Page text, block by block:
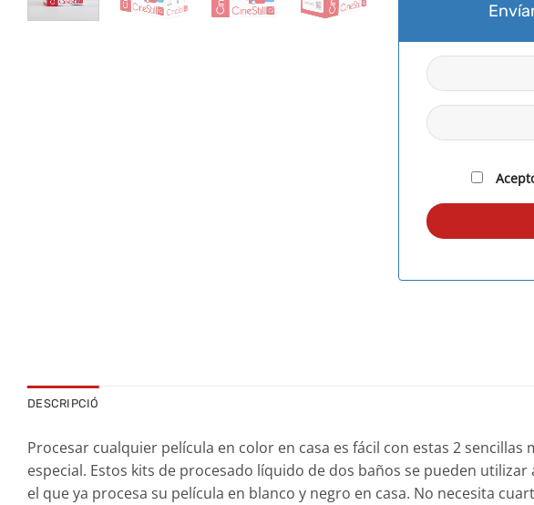
DESCRIPCIÓ
Procesar cualquier película en color en casa es fácil con estas 2
especial. Estos kits de procesado líquido de dos baños se pueden
el que ya procesa su película en blanco y negro en casa. No necesita